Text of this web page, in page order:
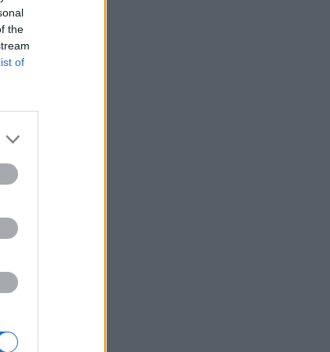
the
of